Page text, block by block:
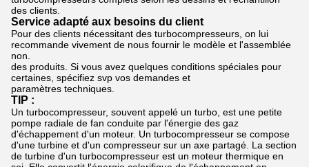
des clients.
Service adapté aux besoins du client
Pour des clients nécessitant des turbocompresseurs, on lui
recommande vivement de nous fournir le modèle et l'assemblée
non.
des produits. Si vous avez quelques conditions spéciales pour
certaines, spécifiez svp vos demandes et
paramètres techniques.
TIP :
Un turbocompresseur, souvent appelé un turbo, est une petite
pompe radiale de fan conduite par l'énergie des gaz
d'échappement d'un moteur. Un turbocompresseur se compose
d'une turbine et d'un compresseur sur un axe partagé. La section
de turbine d'un turbocompresseur est un moteur thermique en